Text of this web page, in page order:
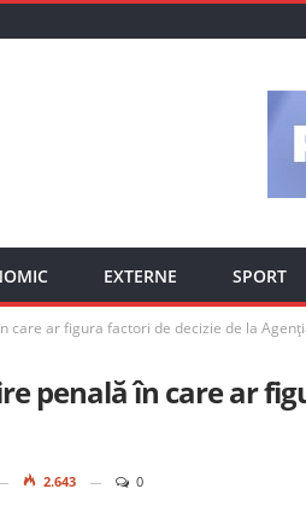
EXTERNE SPORT
ar figura factori de decizie de la
penală în care ar
2.643 0